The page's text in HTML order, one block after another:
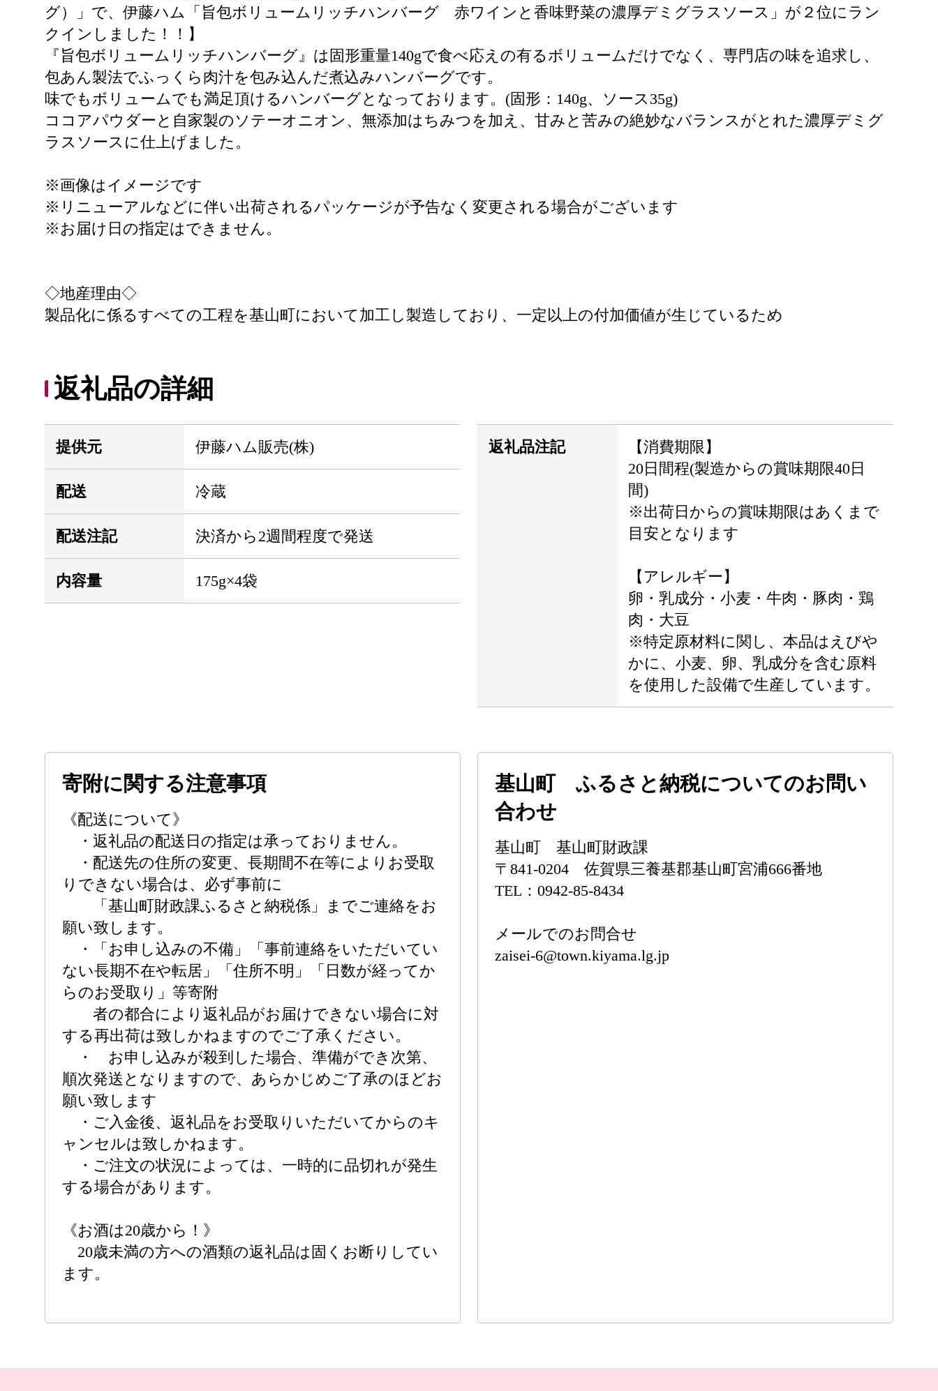
グ）」で、伊藤ハム「旨包ボリュームリッチハンバーグ 赤ワインと香味野菜の濃厚デミグラスソース」が２位にラン
クインしました！！】
『旨包ボリュームリッチハンバーグ』は固形重量140gで食べ応えの有るボリュームだけでなく、専門店の味を追求し、
包あん製法でふっくら肉汁を包み込んだ煮込みハンバーグです。
味でもボリュームでも満足頂けるハンバーグとなっております。(固形：140g、ソース35g)
ココアパウダーと自家製のソテーオニオン、無添加はちみつを加え、甘みと苦みの絶妙なバランスがとれた濃厚デミグ
ラスソースに仕上げました。
※画像はイメージです
※リニューアルなどに伴い出荷されるパッケージが予告なく変更される場合がございます
※お届け日の指定はできません。
◇地産理由◇
製品化に係るすべての工程を基山町において加工し製造しており、一定以上の付加価値が生じているため
返礼品の詳細
提供元 伊藤ハム販売(株)
配送 冷蔵
配送注記 決済から2週間程度で発送
内容量 175g×4袋
返礼品注記
【消費期限】
20日間程(製造からの賞味期限40日
間)
※出荷日からの賞味期限はあくまで
目安となります
【アレルギー】
卵・乳成分・小麦・牛肉・豚肉・鶏
肉・大豆
※特定原材料に関し、本品はえびや
かに、小麦、卵、乳成分を含む原料
を使用した設備で生産しています。
寄附に関する注意事項
《配送について》
・返礼品の配送日の指定は承っておりません。
・配送先の住所の変更、長期間不在等によりお受取
りできない場合は、必ず事前に
「基山町財政課ふるさと納税係」までご連絡をお
願い致します。
・「お申し込みの不備」「事前連絡をいただいてい
ない長期不在や転居」「住所不明」「日数が経ってか
らのお受取り」等寄附
者の都合により返礼品がお届けできない場合に対
する再出荷は致しかねますのでご了承ください。
・ お申し込みが殺到した場合、準備ができ次第、
順次発送となりますので、あらかじめご了承のほどお
願い致します
・ご入金後、返礼品をお受取りいただいてからのキ
ャンセルは致しかねます。
・ご注文の状況によっては、一時的に品切れが発生
する場合があります。
《お酒は20歳から！》
20歳未満の方への酒類の返礼品は固くお断りしてい
ます。
基山町 ふるさと納税についてのお問い
合わせ
基山町 基山町財政課
〒841-0204 佐賀県三養基郡基山町宮浦666番地
TEL：0942-85-8434
メールでのお問合せ
zaisei-6@town.kiyama.lg.jp